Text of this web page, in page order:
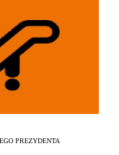
PREZYDENTA